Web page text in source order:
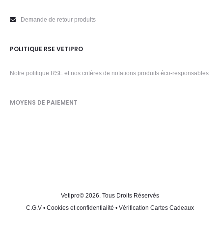
Demande de retour produits
POLITIQUE RSE VETIPRO
Notre politique RSE et nos critères de notations produits éco-responsables
MOYENS DE PAIEMENT
Vetipro© 2026. Tous Droits Réservés
C.G.V • Cookies et confidentialité • Vérification Cartes Cadeaux